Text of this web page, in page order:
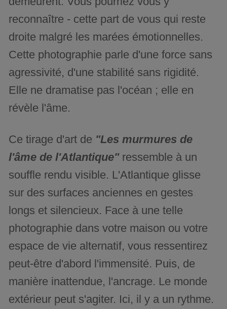
reconnaître - cette part de vous qui reste
droite malgré les marées émotionnelles.
Cette photographie parle d'une force sans
agressivité, d'une stabilité sans rigidité.
Elle ne dramatise pas l'océan ; elle en
révèle l'âme.
Ce tirage d'art de "Les murmures de
l'âme de l'Atlantique"ressemble à un
souffle rendu visible. L'Atlantique glisse
sur des surfaces anciennes en gestes
longs et silencieux. Face à une telle
photographie dans votre maison ou votre
espace de vie alternatif, vous ressentirez
peut-être d'abord l'immensité. Puis, de
manière inattendue, l'ancrage. Le monde
extérieur peut s'agiter. Ici, il y a un rythme.